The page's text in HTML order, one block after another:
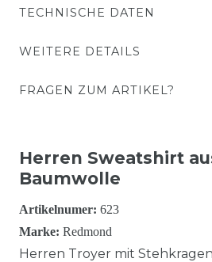
TECHNISCHE DATEN
WEITERE DETAILS
FRAGEN ZUM ARTIKEL?
Herren Sweatshirt
Baumwolle
Artikelnumer: 623
Marke: Redmond
Herren Troyer mit